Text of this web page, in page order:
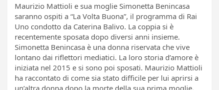
Maurizio Mattioli e sua moglie Simonetta Benincasa
saranno ospiti a “La Volta Buona”, il programma di Rai
Uno condotto da Caterina Balivo. La coppia si è
recentemente sposata dopo diversi anni insieme.
Simonetta Benincasa è una donna riservata che vive
lontano dai riflettori mediatici. La loro storia d’amore è
iniziata nel 2015 e si sono poi sposati. Maurizio Mattioli
ha raccontato di come sia stato difficile per lui aprirsi a
un’altra donna dopo la morte della sua prima moglie,